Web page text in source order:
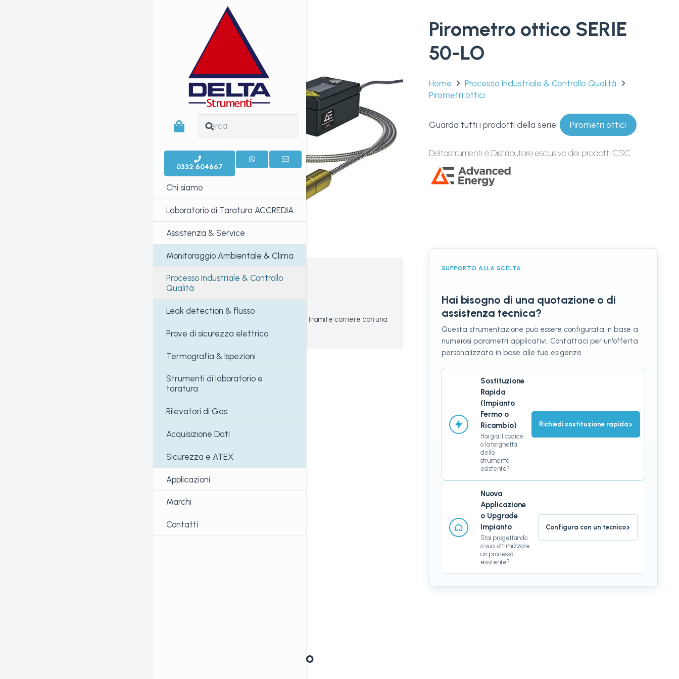
0332.604667
Chi siamo
Laboratorio di Taratura ACCREDIA
Assistenza & Service
Monitoraggio Ambientale & Clima
Processo Industriale & Controllo
Qualità
Leak detection & flusso
Prove di sicurezza elettrica
Termografia & Ispezioni
Strumenti di laboratorio e
taratura
Rilevatori di Gas
Acquisizione Dati
Sicurezza e ATEX
Applicazioni
Marchi
Contatti
Consegna
Tutti gli ordini vengono spediti tramite corriere con una
tariffa unica in tutta Italia
Pirometro ottico SERIE
50-LO
Home
Processo Industriale & Controllo Qualità
Pirometri ottici
Guarda tutti i prodotti della serie Pirometri ottici
Deltastrumenti è Distributore esclusivo dei prodotti CSC
SUPPORTO ALLA SCELTA
Hai bisogno di una quotazione o di
assistenza tecnica?
Questa strumentazione può essere configurata in base a
numerosi parametri applicativi. Contattaci per un'offerta
personalizzata in base alle tue esigenze
Sostituzione
Rapida
(Impianto
Fermo o
Ricambio)
Hai già il codice
o la targhetta
dello
strumento
esistente?
Richiedi sostituzione rapida›
Nuova
Applicazione
o Upgrade
Impianto
Stai progettando
o vuoi ottimizzare
un processo
esistente?
Configura con un tecnico›
Descrizione prodotto